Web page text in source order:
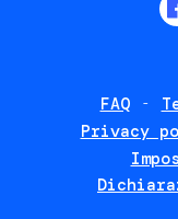
FAQ
Privacy